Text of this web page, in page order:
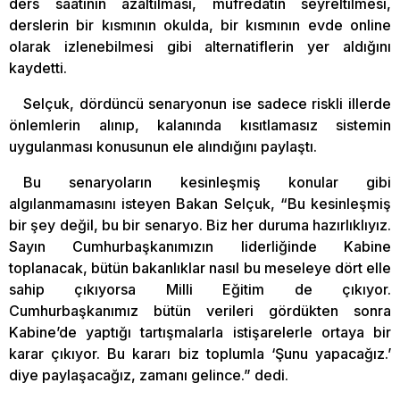
ders saatinin azaltılması, müfredatın seyreltilmesi,
derslerin bir kısmının okulda, bir kısmının evde online
olarak izlenebilmesi gibi alternatiflerin yer aldığını
kaydetti.
Selçuk, dördüncü senaryonun ise sadece riskli illerde
önlemlerin alınıp, kalanında kısıtlamasız sistemin
uygulanması konusunun ele alındığını paylaştı.
Bu senaryoların kesinleşmiş konular gibi
algılanmamasını isteyen Bakan Selçuk, “Bu kesinleşmiş
bir şey değil, bu bir senaryo. Biz her duruma hazırlıklıyız.
Sayın Cumhurbaşkanımızın liderliğinde Kabine
toplanacak, bütün bakanlıklar nasıl bu meseleye dört elle
sahip çıkıyorsa Milli Eğitim de çıkıyor.
Cumhurbaşkanımız bütün verileri gördükten sonra
Kabine’de yaptığı tartışmalarla istişarelerle ortaya bir
karar çıkıyor. Bu kararı biz toplumla ‘Şunu yapacağız.’
diye paylaşacağız, zamanı gelince.” dedi.